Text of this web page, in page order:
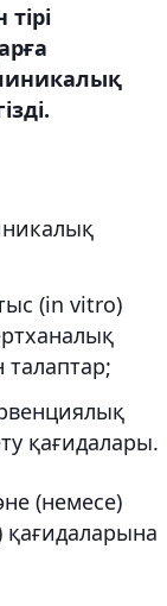
(in vitro)
қағидалары.
(немесе)
қағидаларына